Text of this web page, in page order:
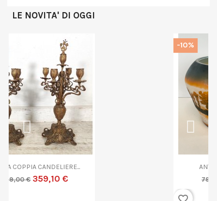
LE NOVITA' DI OGGI
ANTICA COPPA VETRO...
-10%